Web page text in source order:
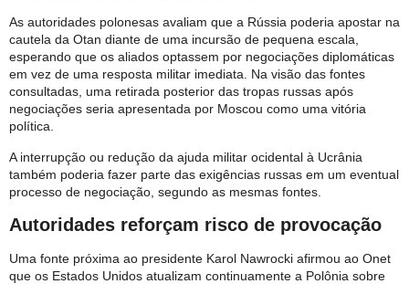
As autoridades polonesas avaliam que a Rússia poderia apostar na
cautela da Otan diante de uma incursão de pequena escala,
esperando que os aliados optassem por negociações diplomáticas
em vez de uma resposta militar imediata. Na visão das fontes
consultadas, uma retirada posterior das tropas russas após
negociações seria apresentada por Moscou como uma vitória
política.
A interrupção ou redução da ajuda militar ocidental à Ucrânia
também poderia fazer parte das exigências russas em um eventual
processo de negociação, segundo as mesmas fontes.
Autoridades reforçam risco de provocação
Uma fonte próxima ao presidente Karol Nawrocki afirmou ao Onet
que os Estados Unidos atualizam continuamente a Polônia sobre